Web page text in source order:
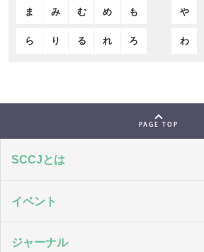
ま み む め も や
ら り る れ ろ わ
PAGE TOP
SCCJとは
イベント
ジャーナル